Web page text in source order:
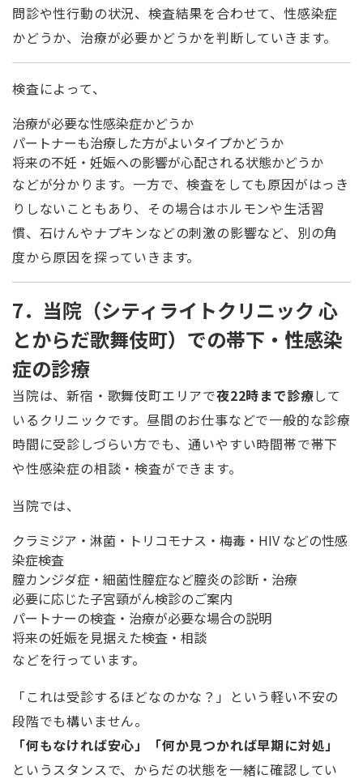
問診や性行動の状況、検査結果を合わせて、性感染症
かどうか、治療が必要かどうかを判断していきます。
検査によって、
治療が必要な性感染症かどうか
パートナーも治療した方がよいタイプかどうか
将来の不妊・妊娠への影響が心配される状態かどうか
などが分かります。一方で、検査をしても原因がはっき
りしないこともあり、その場合はホルモンや生活習
慣、石けんやナプキンなどの刺激の影響など、別の角
度から原因を探っていきます。
7．当院（シティライトクリニック 心
とからだ歌舞伎町）での帯下・性感染
症の診療
当院は、新宿・歌舞伎町エリアで夜22時まで診療して
いるクリニックです。昼間のお仕事などで一般的な診療
時間に受診しづらい方でも、通いやすい時間帯で帯下
や性感染症の相談・検査ができます。
当院では、
クラミジア・淋菌・トリコモナス・梅毒・HIV などの性感
染症検査
膣カンジダ症・細菌性膣症など膣炎の診断・治療
必要に応じた子宮頸がん検診のご案内
パートナーの検査・治療が必要な場合の説明
将来の妊娠を見据えた検査・相談
などを行っています。
「これは受診するほどなのかな？」という軽い不安の
段階でも構いません。
「何もなければ安心」「何か見つかれば早期に対処」
というスタンスで、からだの状態を一緒に確認してい